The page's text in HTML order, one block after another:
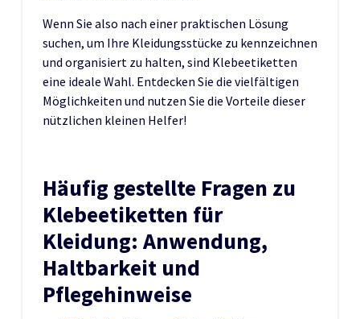
Wenn Sie also nach einer praktischen Lösung
suchen, um Ihre Kleidungsstücke zu kennzeichnen
und organisiert zu halten, sind Klebeetiketten
eine ideale Wahl. Entdecken Sie die vielfältigen
Möglichkeiten und nutzen Sie die Vorteile dieser
nützlichen kleinen Helfer!
Häufig gestellte Fragen zu
Klebeetiketten für
Kleidung: Anwendung,
Haltbarkeit und
Pflegehinweise